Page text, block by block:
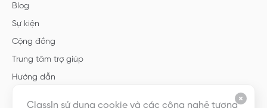
ClassIn sử dụng cookie và các công nghệ tương
Blog
Sự kiện
Cộng đồng
Trung tâm trợ giúp
Hướng dẫn